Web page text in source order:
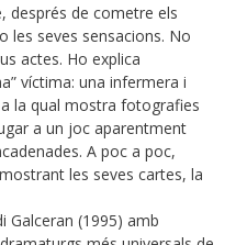
després de cometre els
les seves sensacions. No
actes. Ho explica
víctima: una infermera i
la qual mostra fotografies
a un joc aparentment
A poc a poc,
les seves cartes, la
Galceran (1995) amb